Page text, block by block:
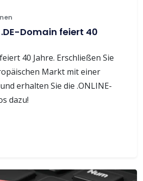
Domain feiert 40
40 Jahre. Erschließen Sie
Markt mit einer
erhalten Sie die .ONLINE-
dazu!